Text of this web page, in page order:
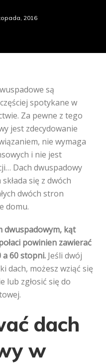
2016
są
spotykane w
Za pewne z tego
jest zdecydowanie
nie wymaga
i nie jest
Dach dwuspadowy
się z dwóch
dwóch stron
domu.
dwuspadowym, kąt
powinien zawierać
a 60 stopni. Jeśli dwój
dach, możesz wziąć się
lub zgłosić się do
dach
w